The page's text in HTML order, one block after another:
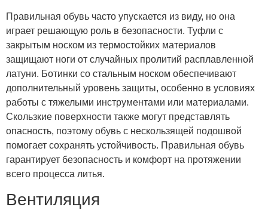
Правильная обувь часто упускается из виду, но она
играет решающую роль в безопасности. Туфли с
закрытым носком из термостойких материалов
защищают ноги от случайных пролитий расплавленной
латуни. Ботинки со стальным носком обеспечивают
дополнительный уровень защиты, особенно в условиях
работы с тяжелыми инструментами или материалами.
Скользкие поверхности также могут представлять
опасность, поэтому обувь с нескользящей подошвой
помогает сохранять устойчивость. Правильная обувь
гарантирует безопасность и комфорт на протяжении
всего процесса литья.
Вентиляция